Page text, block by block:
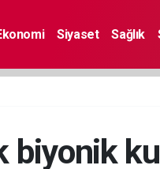
Siyaset Sağlık
biyonik